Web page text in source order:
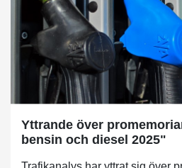
Yttrande över
bensin och diesel 2025"